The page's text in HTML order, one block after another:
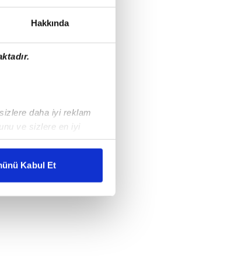
Hakkında
daha iyi reklam
ve sizlere en iyi
karşılamak
kullanılmaktadır. Bu
sunulması
yönelik
Kabul Et